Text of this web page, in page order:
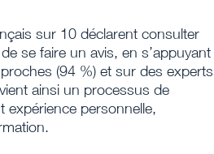
sur 10 déclarent consulter
se faire un avis, en s’appuyant
(94 %) et sur des experts
ainsi un processus de
expérience personnelle,